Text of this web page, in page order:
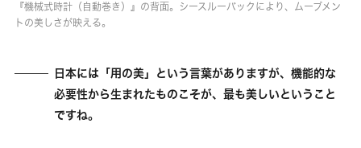
『機械式時計（自動巻き）』の背面。シースルーバックにより、ムーブメン
トの美しさが映える。
日本には「用の美」という言葉がありますが、機能的な
必要性から生まれたものこそが、最も美しいということ
ですね。